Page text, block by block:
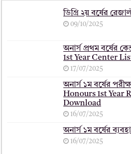
ডিগ্রি ২য় বর্ষের
09/10/2025
অনার্স প্রথম বর্ষের
1st Year Center
17/07/2025
অনার্স ১ম বর্ষের
Honours 1st Year
Download
16/07/2025
অনার্স ১ম বর্ষের
16/07/2025